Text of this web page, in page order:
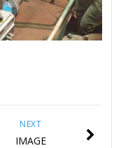
NEXT
IMAGE